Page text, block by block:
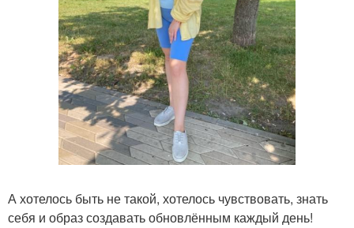
А хотелось быть не такой, хотелось чувствовать, знать
себя и образ создавать обновлённым каждый день!